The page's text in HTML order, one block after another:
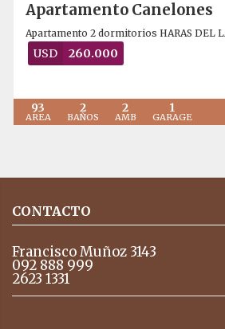
Apartamento Canelones
Apartamento 2 dormitorios HARAS DEL
USD 260.000
93
AREA
2
BAÑOS
2
AMB
1
GARAGE
CONTACTO
Francisco Muñoz 3143
092 888 999
2623 1331